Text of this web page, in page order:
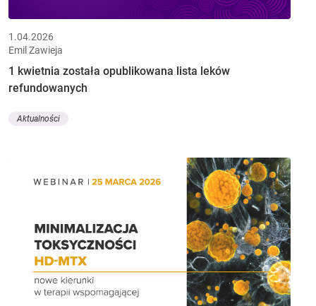
1.04.2026
Emil Zawieja
1 kwietnia została opublikowana lista leków
refundowanych
Aktualności